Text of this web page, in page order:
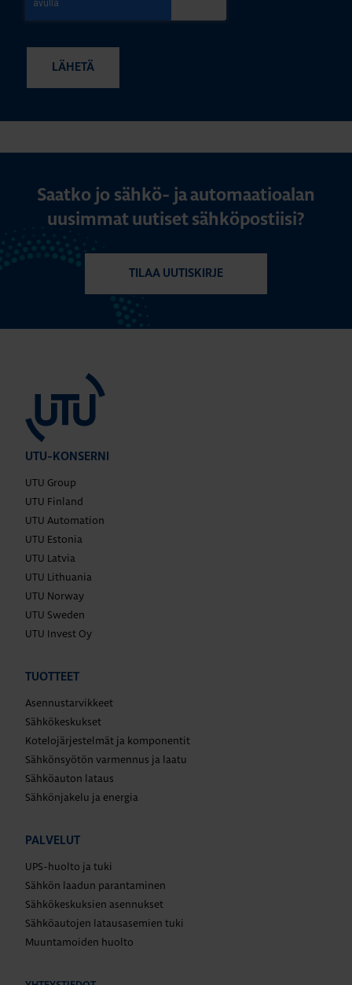
Saatko jo sähkö- ja automaatioalan
uusimmat uutiset sähköpostiisi?
TILAA UUTISKIRJE
UTU-KONSERNI
UTU Group
UTU Finland
UTU Automation
UTU Estonia
UTU Latvia
UTU Lithuania
UTU Norway
UTU Sweden
UTU Invest Oy
TUOTTEET
Asennustarvikkeet
Sähkökeskukset
Kotelojärjestelmät ja komponentit
Sähkönsyötön varmennus ja laatu
Sähköauton lataus
Sähkönjakelu ja energia
PALVELUT
UPS-huolto ja tuki
Sähkön laadun parantaminen
Sähkökeskuksien asennukset
Sähköautojen latausasemien tuki
Muuntamoiden huolto